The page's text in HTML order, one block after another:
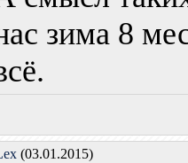
зима 8
(03.01.2015)